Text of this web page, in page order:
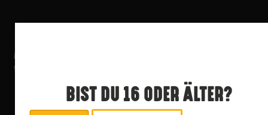
BIST DU 16 ODER ÄLTER?